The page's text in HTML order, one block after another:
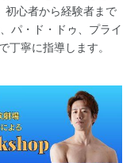
初心者から経験者まで
パ・ド・ドゥ、プライ
丁寧に指導します。